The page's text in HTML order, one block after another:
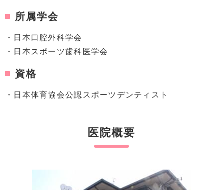
所属学会
・日本口腔外科学会
・日本スポーツ歯科医学会
資格
・日本体育協会公認スポーツデンティスト
医院概要